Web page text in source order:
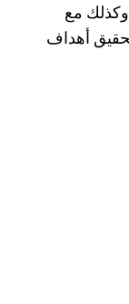
مع
أهداف